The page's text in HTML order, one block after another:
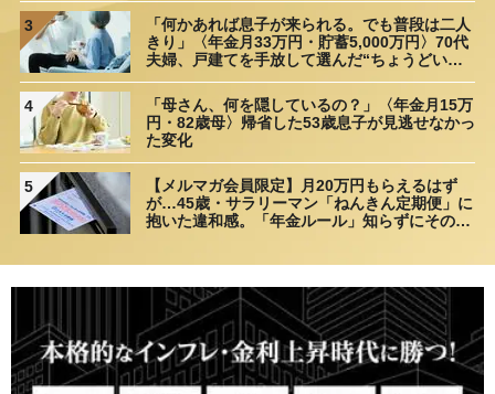
3
「何かあれば息子が来られる。でも普段は二人
きり」〈年金月33万円・貯蓄5,000万円〉70代
夫婦、戸建てを手放して選んだ“ちょうどいい
4
「母さん、何を隠しているの？」〈年金月15万
円・82歳母〉帰省した53歳息子が見逃せなかっ
た変化
5
【メルマガ会員限定】月20万円もらえるはず
が…45歳・サラリーマン「ねんきん定期便」に
抱いた違和感。「年金ルール」知らずにそのま